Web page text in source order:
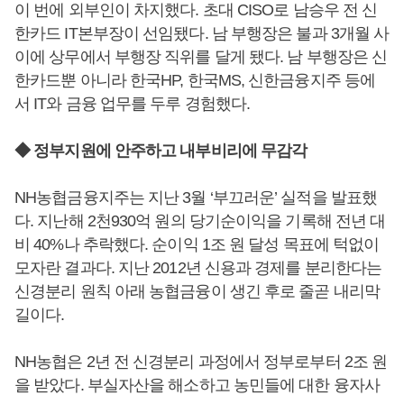
이 번에 외부인이 차지했다. 초대 CISO로 남승우 전 신
한카드 IT본부장이 선임됐다. 남 부행장은 불과 3개월 사
이에 상무에서 부행장 직위를 달게 됐다. 남 부행장은 신
한카드뿐 아니라 한국HP, 한국MS, 신한금융지주 등에
서 IT와 금융 업무를 두루 경험했다.
◆ 정부지원에 안주하고 내부비리에 무감각
NH농협금융지주는 지난 3월 ‘부끄러운’ 실적을 발표했
다. 지난해 2천930억 원의 당기순이익을 기록해 전년 대
비 40%나 추락했다. 순이익 1조 원 달성 목표에 턱없이
모자란 결과다. 지난 2012년 신용과 경제를 분리한다는
신경분리 원칙 아래 농협금융이 생긴 후로 줄곧 내리막
길이다.
NH농협은 2년 전 신경분리 과정에서 정부로부터 2조 원
을 받았다. 부실자산을 해소하고 농민들에 대한 융자사